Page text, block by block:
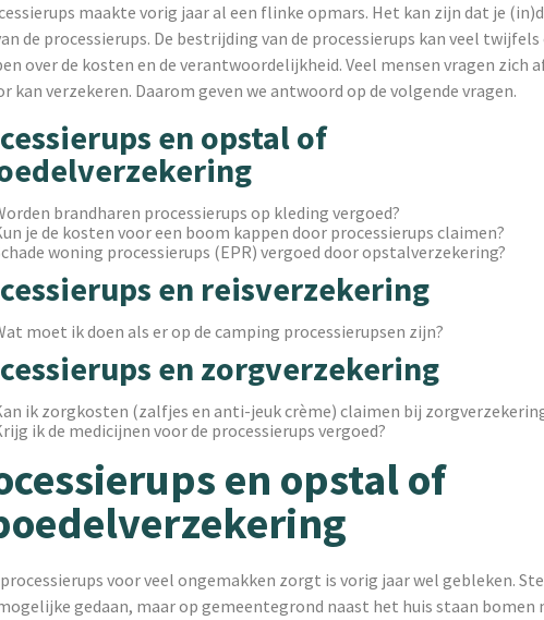
maakte vorig jaar al een flinke opmars. Het kan zijn dat je
de processierups. De bestrijding van de processierups kan veel
over de kosten en de verantwoordelijkheid. Veel mensen vragen zich
kan verzekeren. Daarom geven we antwoord op de volgende vragen.
en opstal of
brandharen processierups op kleding vergoed?
je de kosten voor een boom kappen door processierups claimen?
woning processierups (EPR) vergoed door opstalverzekering?
en reisverzekering
moet ik doen als er op de camping processierupsen zijn?
en zorgverzekering
ik zorgkosten (zalfjes en anti-jeuk crème) claimen bij
ik de medicijnen voor de processierups vergoed?
en opstal of
voor veel ongemakken zorgt is vorig jaar wel gebleken.
gedaan, maar op gemeentegrond naast het huis staan bomen